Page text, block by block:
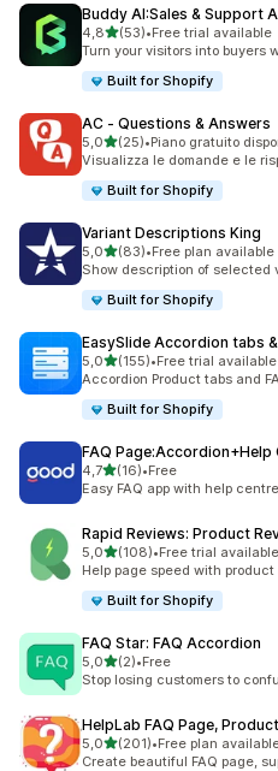
Buddy AI:Sales & Support
4,8stelle su 5
(53)
53 recensioni totali
•Free trial available
Turn your visitors into buyers
Built for Shopify
AC ‑ Questions & Answers
5,0stelle su 5
(25)
25 recensioni totali
•Piano gratuito
Visualizza le domande e le
Built for Shopify
Variant Descriptions King
5,0stelle su 5
(83)
83 recensioni totali
•Free plan available
Show description of selected
Built for Shopify
EasySlide Accordion tabs &
5,0stelle su 5
(155)
155 recensioni totali
•Free trial available
Accordion Product tabs and
Built for Shopify
FAQ Page:Accordion+Help
4,7stelle su 5
(16)
16 recensioni totali
•Free
Easy FAQ app with help
Rapid Reviews: Product
5,0stelle su 5
(108)
108 recensioni totali
•Free trial available
Help page speed with
Built for Shopify
FAQ Star: FAQ Accordion
5,0stelle su 5
(2)
2 recensioni totali
•Free
Stop losing customers to
HelpLab FAQ Page,
5,0stelle su 5
(201)
201 recensioni totali
•Free plan
Create beautiful FAQ page,